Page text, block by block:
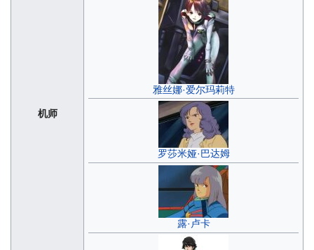
机师
雅丝娜·爱尔玛莉特
罗莎米娅·巴达姆
露·卢卡